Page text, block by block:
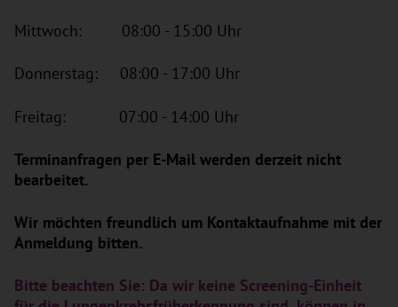
Mittwoch: 08:00 - 15:00 Uhr
Donnerstag: 08:00 - 17:00 Uhr
Freitag: 07:00 - 14:00 Uhr
Terminanfragen per E-Mail werden derzeit nicht
bearbeitet.
Wir möchten freundlich um Kontaktaufnahme mit der
Anmeldung bitten.
Bitte beachten Sie: Da wir keine Screening-Einheit